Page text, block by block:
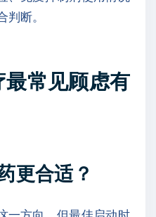
断。
常见顾虑有
更合适？
一方向，但最佳启动时